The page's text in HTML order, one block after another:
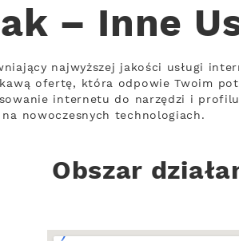
– Inne
najwyższej jakości usługi
ofertę, która odpowie Twoim
internetu do narzędzi i
nowoczesnych technologiach.
Obszar